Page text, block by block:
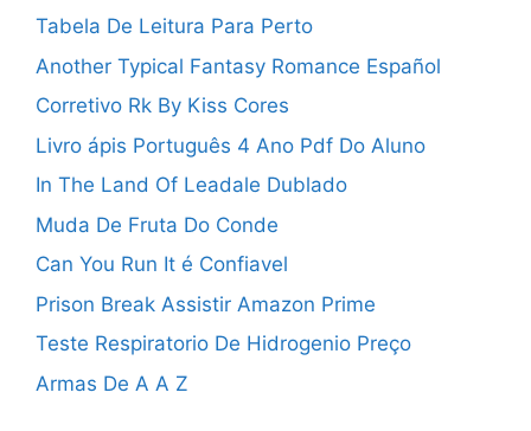
Tabela De Leitura Para Perto
Another Typical Fantasy Romance Español
Corretivo Rk By Kiss Cores
Livro ápis Português 4 Ano Pdf Do Aluno
In The Land Of Leadale Dublado
Muda De Fruta Do Conde
Can You Run It é Confiavel
Prison Break Assistir Amazon Prime
Teste Respiratorio De Hidrogenio Preço
Armas De A A Z